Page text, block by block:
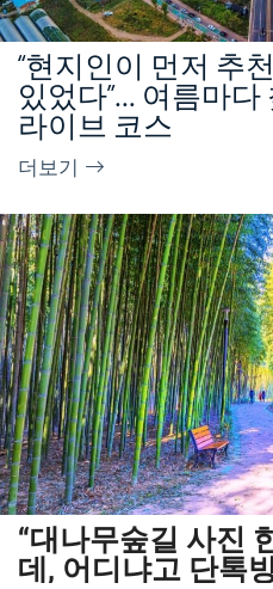
“현지인이 먼저 추
있었다”… 여름마다
라이브 코스
더보기
“대나무숲길 사진
데, 어디냐고 단톡